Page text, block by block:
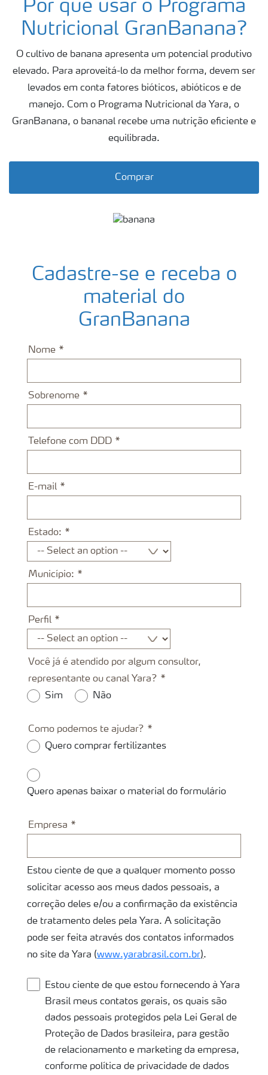
Fertilizantes
produtos
Soluções
Digitais
Momento Yara | Milho
Por que usar o Programa
Nutricional GranBanana?
O cultivo de banana apresenta um potencial produtivo
elevado. Para aproveitá-lo da melhor forma, devem ser
levados em conta fatores bióticos, abióticos e de
manejo. Com o Programa Nutricional da Yara, o
GranBanana, o bananal recebe uma nutrição eficiente e
equilibrada.
Comprar
Cadastre-se e receba o
material do
GranBanana
Nome
Sobrenome
Telefone com DDD
E-mail
Estado:
Município:
Perfil
Você já é atendido por algum consultor,
representante ou canal Yara?
Sim
Não
Como podemos te ajudar?
Quero comprar fertilizantes
Quero apenas baixar o material do formulário
Empresa
Estou ciente de que a qualquer momento posso
solicitar acesso aos meus dados pessoais, a
correção deles e/ou a confirmação da existência
de tratamento deles pela Yara. A solicitação
pode ser feita através dos contatos informados
no site da Yara (www.yarabrasil.com.br).
Estou ciente de que estou fornecendo à Yara
Brasil meus contatos gerais, os quais são
dados pessoais protegidos pela Lei Geral de
Proteção de Dados brasileira, para gestão
de relacionamento e marketing da empresa,
conforme política de privacidade de dados